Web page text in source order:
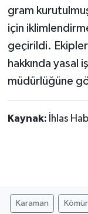
gram
için
geçirildi. Ekipler
hakkında yasal
müdürlüğüne
Kaynak: İhlas
Karaman